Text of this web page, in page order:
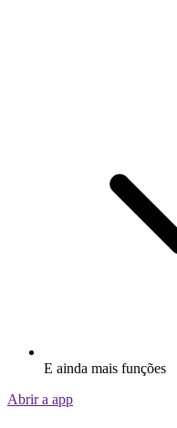
E ainda mais funções
Abrir a app